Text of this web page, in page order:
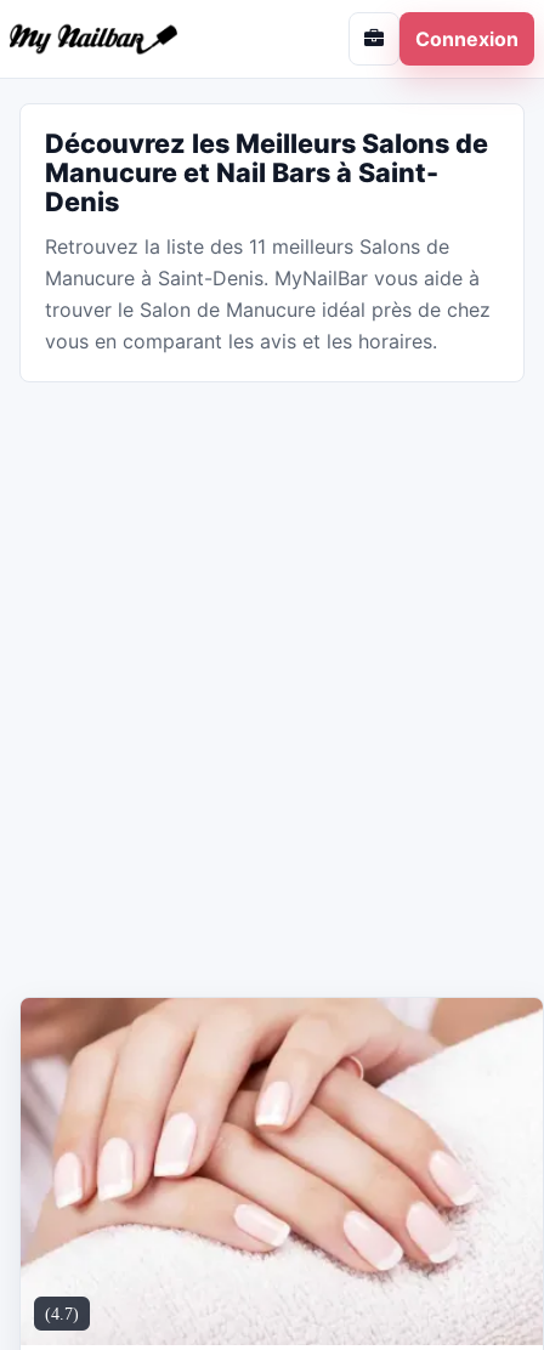
Connexion
Découvrez les Meilleurs Salons de
Manucure et Nail Bars à Saint-
Denis
Retrouvez la liste des 11 meilleurs Salons de
Manucure à Saint-Denis. MyNailBar vous aide à
trouver le Salon de Manucure idéal près de chez
vous en comparant les avis et les horaires.
(4.7)